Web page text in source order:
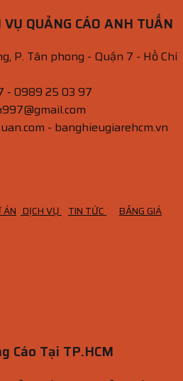
QUẢNG CÁO ANH TUẤN
P. Tân phong - Quận 7 - Hồ Chí
- 0989 25 03 97
- banghieugiarehcm.vn
ÁN DỊCH VỤ TIN TỨC
BẢNG GIÁ
Cáo Tại TP.HCM